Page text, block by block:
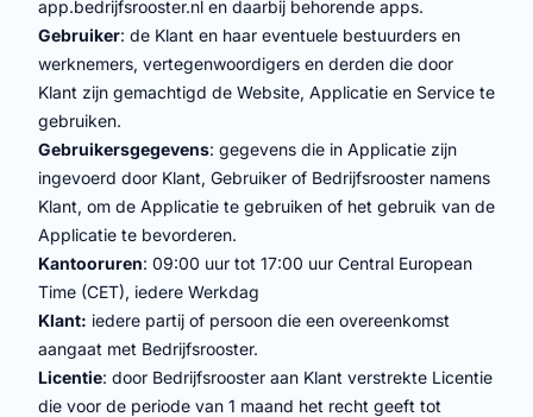
app.bedrijfsrooster.nl en daarbij behorende apps.
Gebruiker: de Klant en haar eventuele bestuurders en
werknemers, vertegenwoordigers en derden die door
Klant zijn gemachtigd de Website, Applicatie en Service te
gebruiken.
Gebruikersgegevens: gegevens die in Applicatie zijn
ingevoerd door Klant, Gebruiker of Bedrijfsrooster namens
Klant, om de Applicatie te gebruiken of het gebruik van de
Applicatie te bevorderen.
Kantooruren: 09:00 uur tot 17:00 uur Central European
Time (CET), iedere Werkdag
Klant: iedere partij of persoon die een overeenkomst
aangaat met Bedrijfsrooster.
Licentie: door Bedrijfsrooster aan Klant verstrekte Licentie
die voor de periode van 1 maand het recht geeft tot